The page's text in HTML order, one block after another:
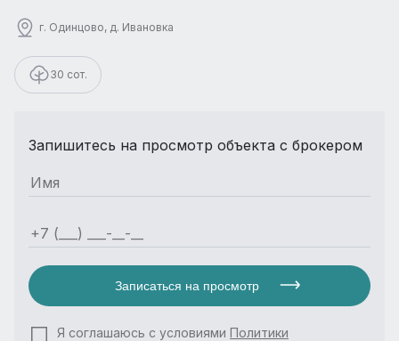
г. Одинцово, д. Ивановка
30 сот.
Запишитесь на просмотр объекта с брокером
Записаться на просмотр
Я соглашаюсь с условиями Политики